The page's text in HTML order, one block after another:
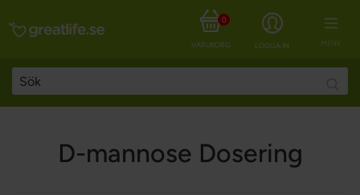
MENY
LOGGA IN
VARUKORG
0
D-mannose Dosering